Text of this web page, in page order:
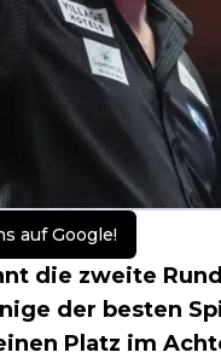
auf Google!
die zweite
der besten
Platz im